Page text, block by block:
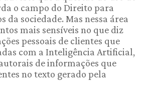
o campo do Direito para
da sociedade. Mas nessa área
mais sensíveis no que diz
pessoais de clientes que
com a Inteligência Artificial,
de informações que
no texto gerado pela